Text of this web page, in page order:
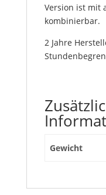
Version ist mit
kombinierbar.
2 Jahre
Gewicht